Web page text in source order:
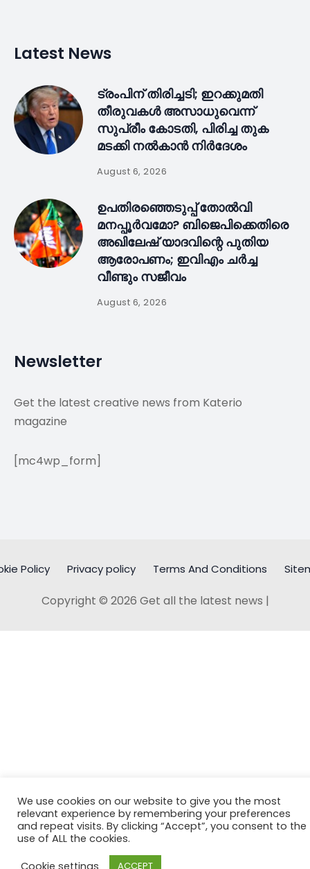
Latest News
ട്രംപിന് തിരിച്ചടി; ഇറക്കുമതി
തീരുവകൾ അസാധുവെന്ന്
സുപ്രീം കോടതി, പിരിച്ച തുക
മടക്കി നൽകാൻ നിർദേശം
August 6, 2026
ഉപതിരഞ്ഞെടുപ്പ് തോൽവി
മനപ്പൂർവമോ? ബിജെപിക്കെതിരെ
അഖിലേഷ് യാദവിന്റെ പുതിയ
ആരോപണം; ഇവിഎം ചർച്ച
വീണ്ടും സജീവം
August 6, 2026
Newsletter
Get the latest creative news from Katerio
magazine
[mc4wp_form]
Policy Privacy policy Terms And Conditions
Copyright © 2026 Get all the latest news |
We use cookies on our website to give you the most
relevant experience by remembering your preferences
and repeat visits. By clicking “Accept”, you consent to the
use of ALL the cookies.
Cookie settings
ACCEPT